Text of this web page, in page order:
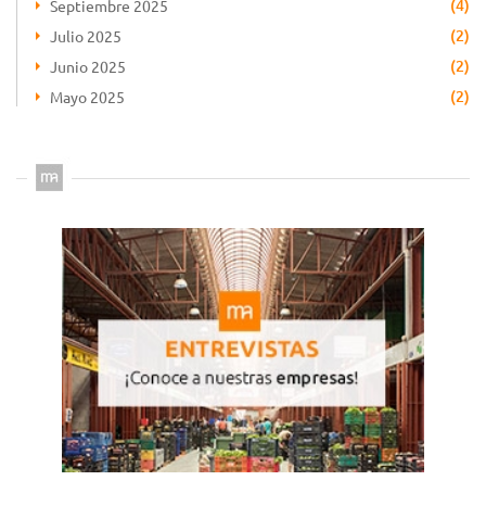
Septiembre 2025 (4)
Julio 2025 (2)
Junio 2025 (2)
Mayo 2025 (2)